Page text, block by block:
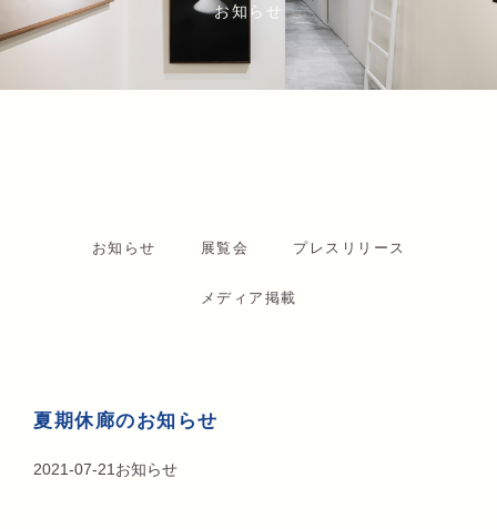
お知らせ
お知らせ 展覧会 プレスリリース
メディア掲載
夏期休廊のお知らせ
2021-07-21 お知らせ